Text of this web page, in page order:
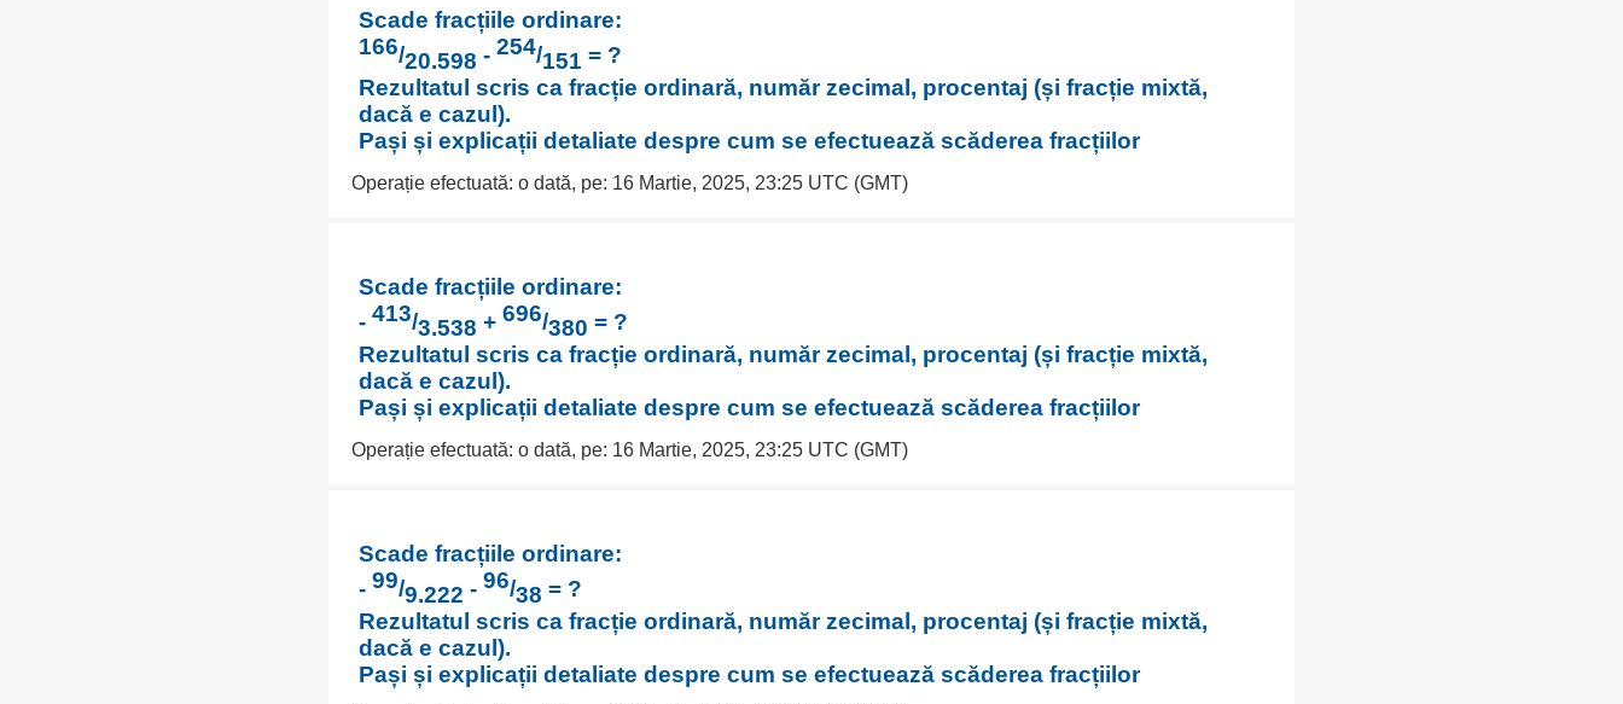
Scade fracțiile ordinare:
166/20.598 -254/151 = ?
Rezultatul scris ca fracție ordinară, număr zecimal, procentaj (și fracție mixtă,
dacă e cazul).
Pași și explicații detaliate despre cum se efectuează scăderea fracțiilor
Operație efectuată: o dată, pe: 16 Martie, 2025, 23:25 UTC (GMT)
Scade fracțiile ordinare:
-413/3.538 +696/380 = ?
Rezultatul scris ca fracție ordinară, număr zecimal, procentaj (și fracție mixtă,
dacă e cazul).
Pași și explicații detaliate despre cum se efectuează scăderea fracțiilor
Operație efectuată: o dată, pe: 16 Martie, 2025, 23:25 UTC (GMT)
Scade fracțiile ordinare:
- 99/9.222 - 96/38 = ?
Rezultatul scris ca fracție ordinară, număr zecimal, procentaj (și fracție mixtă,
dacă e cazul).
Pași și explicații detaliate despre cum se efectuează scăderea fracțiilor